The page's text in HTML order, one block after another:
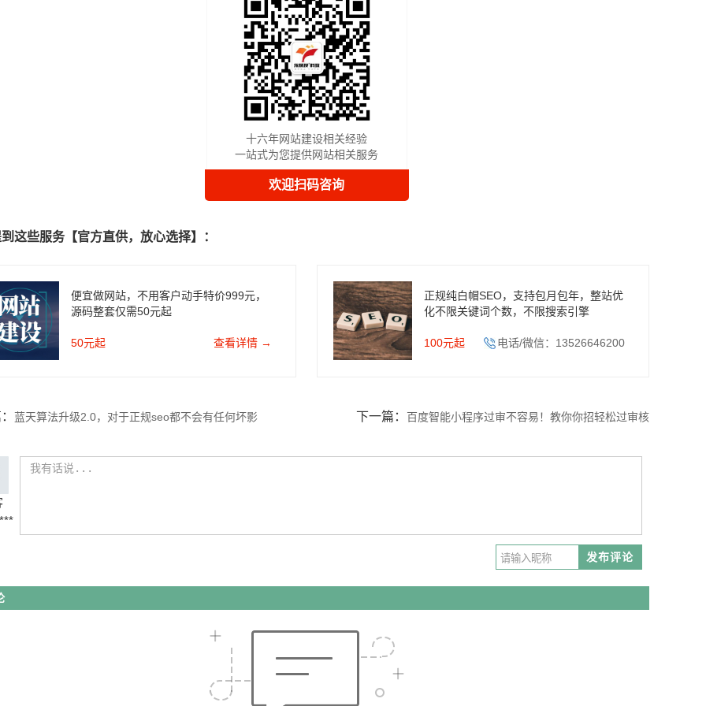
十六年网站建设相关经验
一站式为您提供网站相关服务
欢迎扫码咨询
这些服务【官方直供，放心选择】：
便宜做网站，不用客户动手特价999元，
源码整套仅需50元起
50元起 查看详情 →
正规纯白帽SEO，支持包月包年，整站优
化不限关键词个数，不限搜索引擎
100元起 电话/微信：13526646200
蓝天算法升级2.0，对于正规seo都不会有任何坏影
下一篇： 百度智能小程序过审不容易！教你你招轻松过审核
发布评论